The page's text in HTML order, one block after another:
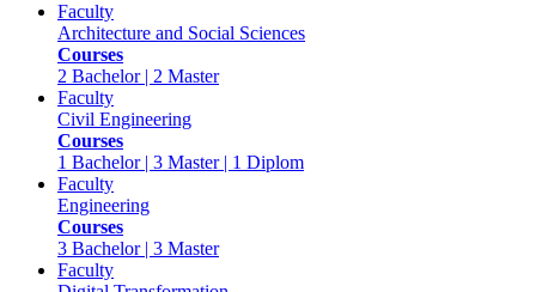
Faculty
Architecture and Social Sciences
Courses
2 Bachelor | 2 Master
Faculty
Civil Engineering
Courses
1 Bachelor | 3 Master | 1 Diplom
Faculty
Engineering
Courses
3 Bachelor | 3 Master
Faculty